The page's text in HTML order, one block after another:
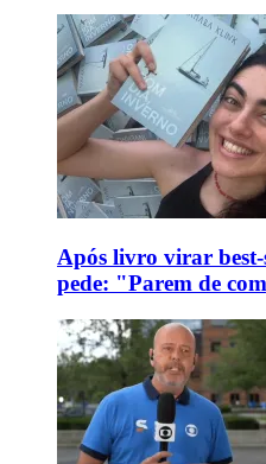
Após livro virar
pede: "Parem de